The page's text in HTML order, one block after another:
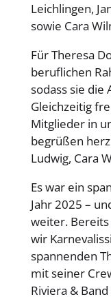
Leichlingen,
sowie Cara
Für Theresa
beruflichen
sodass sie die
Gleichzeitig
Mitglieder in
begrüßen
Ludwig, Cara
Es war ein
Jahr 2025 –
weiter.
wir
spannenden
mit seiner
Riviera &